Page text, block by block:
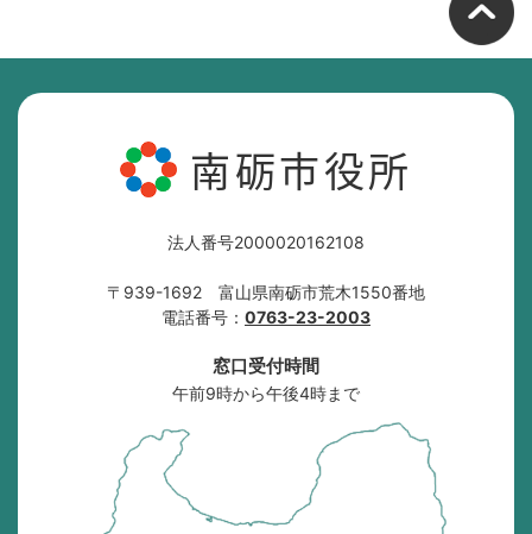
南砺市役所
法人番号2000020162108
〒939-1692 富山県南砺市荒木1550番地
電話番号： 0763-23-2003
窓口受付時間
午前9時から午後4時まで